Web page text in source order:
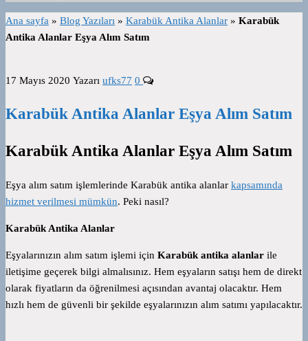
Ana sayfa » Blog Yazıları » Karabük Antika Alanlar » Karabük
Antika Alanlar Eşya Alım Satım
17 Mayıs 2020 Yazarı ufks77 0
Karabük Antika Alanlar Eşya Alım Satım
Karabük Antika Alanlar Eşya Alım Satım
Eşya alım satım işlemlerinde Karabük antika alanlar kapsamında
hizmet verilmesi mümkün. Peki nasıl?
Karabük Antika Alanlar
Eşyalarınızın alım satım işlemi için Karabük antika alanlar ile
iletişime geçerek bilgi almalısınız. Hem eşyaların satışı hem de direkt
olarak fiyatların da öğrenilmesi açısından avantaj olacaktır. Hem
hızlı hem de güvenli bir şekilde eşyalarınızın alım satımı yapılacaktır.